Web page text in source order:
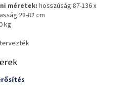
méretek: hosszúság 87-136 x
28-82 cm
kg